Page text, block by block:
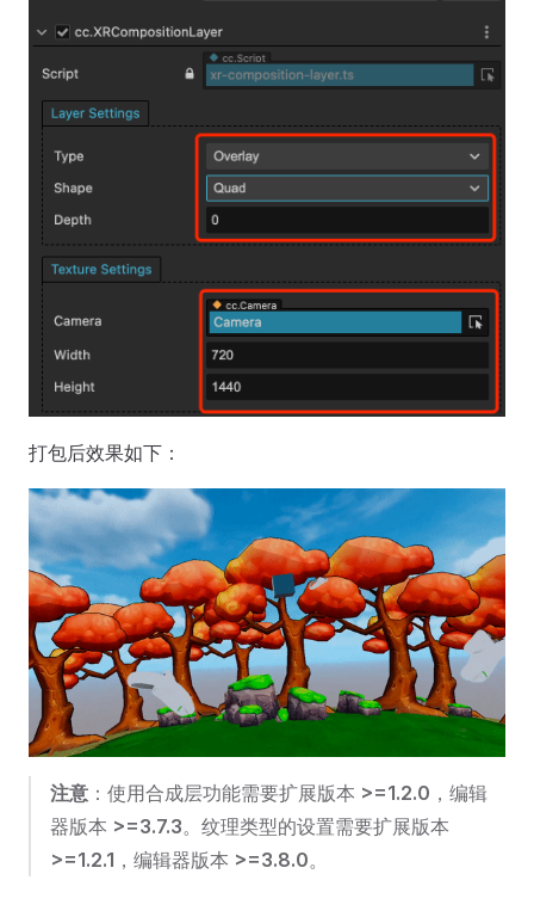
打包后效果如下：
注意 ：使用合成层功能需要扩展版本 >=1.2.0 ，编辑
器版本 >=3.7.3。纹理类型的设置需要扩展版本
>=1.2.1 ，编辑器版本 >=3.8.0。